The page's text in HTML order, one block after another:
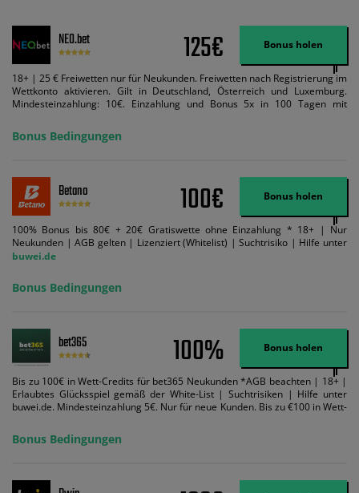
NEO.bet 125€ Bonus holen
18+ | 25 € Freiwetten nur für Neukunden. Freiwetten nach Registrierung im
Wettkonto aktivieren. Gilt in Deutschland, Österreich und Luxemburg.
Mindesteinzahlung: 10€. Einzahlung und Bonus 5x in 100 Tagen mit
Bedingungen können geändert werden. AGB gelten. Lizenziert; Hilfe bei
Suchtrisiken: buwei.de.
Bonus Bedingungen
Betano 100€ Bonus holen
100% Bonus bis 80€ + 20€ Gratiswette ohne Einzahlung * 18+ | Nur
Neukunden | AGB gelten | Lizenziert (Whitelist) | Suchtrisiko | Hilfe unter
buwei.de
Bonus Bedingungen
bet365 100% Bonus holen
Bis zu 100€ in Wett-Credits für bet365 Neukunden *AGB beachten | 18+ |
Erlaubtes Glücksspiel gemäß der White-List | Suchtrisiken | Hilfe unter
buwei.de. Mindesteinzahlung 5€. Nur für neue Kunden. Bis zu €100 in Wett-
ein und wir geben Ihnen die entsprechende qualifizierende Einzahlung in
Wett-Credits, wenn Sie qualifizierende Wetten im gleichen Wert platzieren
Wett-Credits aus. Es gelten die AGB, Zeitlimits und Ausnahmen. Der Bonus-
Bonus Bedingungen